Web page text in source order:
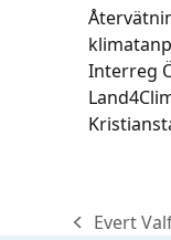
Interreg
previous
Evert